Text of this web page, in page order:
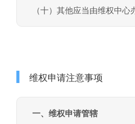
（十）其他应当由维权中心
维权申请注意事项
一、维权申请管辖